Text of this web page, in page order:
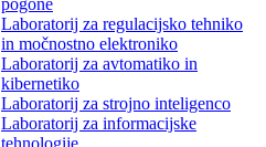
pogone
Laboratorij za regulacijsko tehniko
in močnostno elektroniko
Laboratorij za avtomatiko in
kibernetiko
Laboratorij za strojno inteligenco
Laboratorij za informacijske
tehnologije